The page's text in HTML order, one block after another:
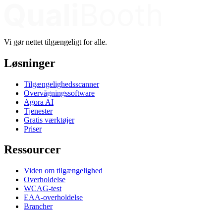
Vi gør nettet tilgængeligt for alle.
Løsninger
Tilgængelighedsscanner
Overvågningssoftware
Agora AI
Tjenester
Gratis værktøjer
Priser
Ressourcer
Viden om tilgængelighed
Overholdelse
WCAG-test
EAA-overholdelse
Brancher